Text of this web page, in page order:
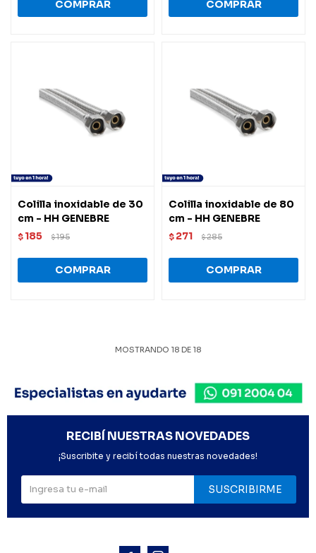
Colilla inoxidable de 30
cm - HH GENEBRE
$ 185 $195
Colilla inoxidable de 80
cm - HH GENEBRE
$ 271 $285
MOSTRANDO 18 DE 18
RECIBÍ NUESTRAS NOVEDADES
¡Suscribite y recibí todas nuestras novedades!
SUSCRIBIRME